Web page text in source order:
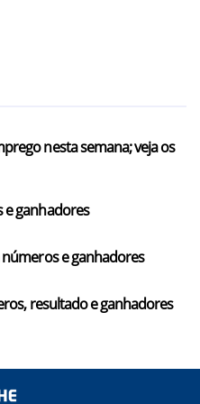
nesta semana; veja os
e ganhadores
números e ganhadores
resultado e ganhadores